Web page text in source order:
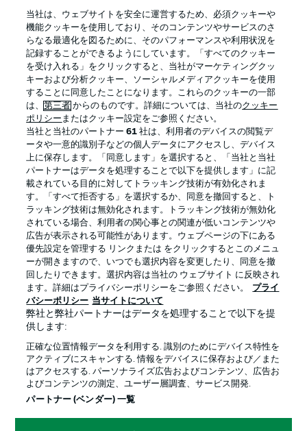
Football as it's meant to be
BUNDESLIGA APP
Official Partners
当社は、ウェブサイトを安全に運営するため、必須クッキーや
機能クッキーを使用しており、そのコンテンツやサービスのさ
らなる最適化を図るために、そのパフォーマンスや利用状況を
記録することができるようにしています。「すべてのクッキー
を受け入れる」をクリックすると、当社がマーケティングクッ
キーおよび分析クッキー、ソーシャルメディアクッキーを使用
することに同意したことになります。これらのクッキーの一部
は、第三者 からのものです。詳細については、当社のクッキー
ポリシー またはクッキー設定をご参照ください。
当社と当社のパートナー61 社は、利用者のデバイスの閲覧デ
ータや一意的識別子などの個人データにアクセスし、デバイス
上に保存します。「同意します」を選択すると、「当社と当社
パートナーはデータを処理することで以下を提供します」に記
載されている目的に対してトラッキング技術が有効化されま
す。「すべて拒否する」を選択するか、同意を撤回すると、ト
ラッキング技術は無効化されます。トラッキング技術が無効化
されている場合、利用者の関心事との関連が低いコンテンツや
広告が表示される可能性があります。ウェブページの下にある
優先設定を管理する リンクまたは をクリックするとこのメニュ
ーが開きますので、いつでも選択内容を変更したり、同意を撤
回したりできます。選択内容は当社の ウェブサイト に反映され
ます。詳細はプライバシーポリシーをご参照ください。
プライ
バシーポリシー 当サイトについて
弊社と弊社パートナーはデータを処理することで以下を提
供します:
正確な位置情報データを利用する. 識別のためにデバイス特性を
アクティブにスキャンする. 情報をデバイスに保存および／また
はアクセスする. パーソナライズ広告およびコンテンツ、広告お
よびコンテンツの測定、ユーザー層調査、サービス開発.
パートナー (ベンダー) 一覧